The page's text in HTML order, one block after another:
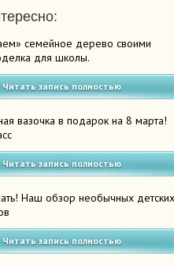
семейное дерево своими
для школы.
Читать запись полностью
вазочка в подарок на 8 марта!
Читать запись полностью
Наш обзор необычных
Читать запись полностью